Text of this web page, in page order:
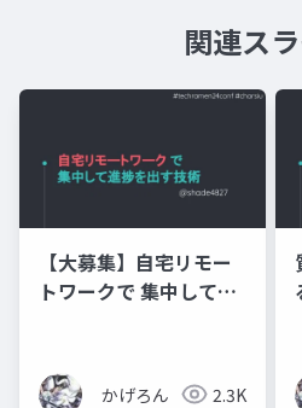
関連ス
【大募集】自宅リモー
トワークで 集中して進
かげろん 2.3K